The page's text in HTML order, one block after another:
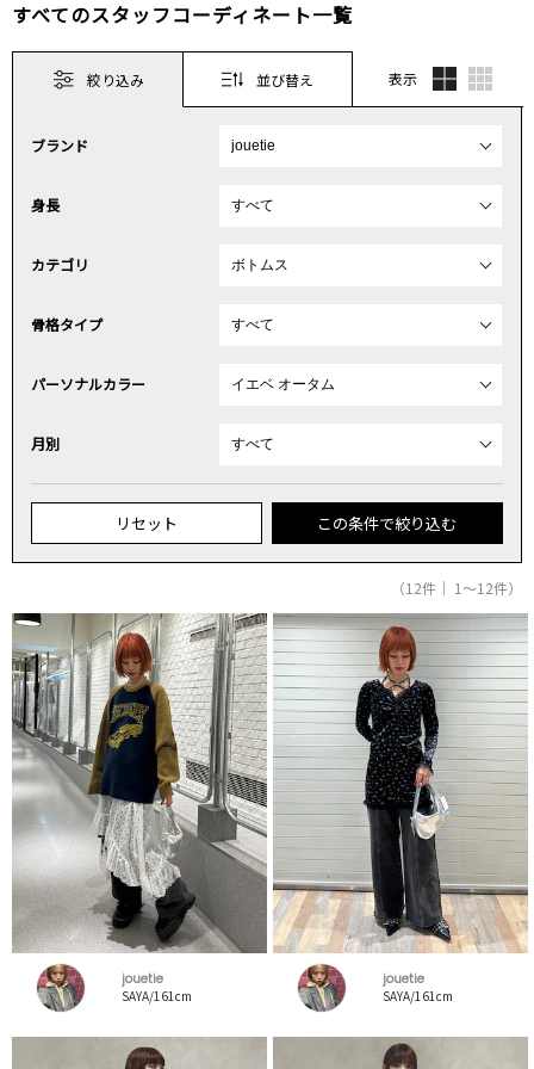
すべてのスタッフコーディネート一覧
絞り込み 並び替え 表示
ブランド
身長
カテゴリ
骨格タイプ
パーソナルカラー
月別
リセット この条件で絞り込む
（12件｜ 1～12件）
jouetie
SAYA/161cm
jouetie
SAYA/161cm